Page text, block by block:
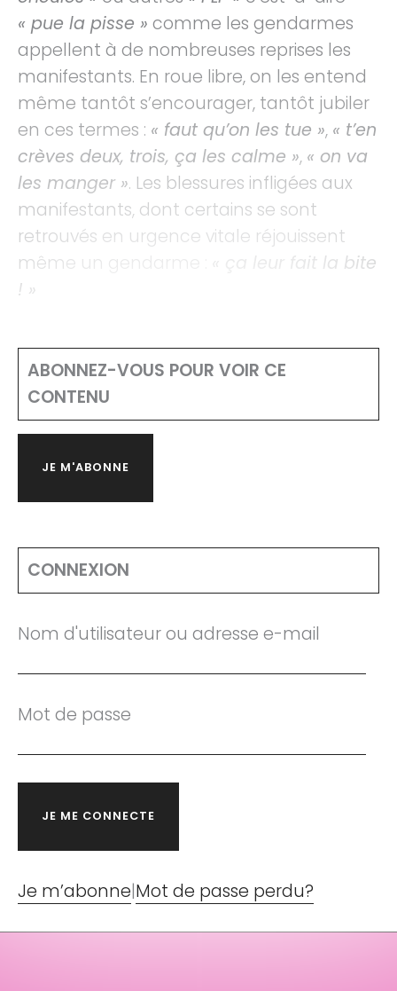
« pue la pisse » comme les gendarmes
appellent à de nombreuses reprises les
manifestants. En roue libre, on les entend
même tantôt s’encourager, tantôt jubiler
en ces termes : « faut qu’on les tue », « t’en
crèves deux, trois, ça les calme », « on va
les manger ». Les blessures infligées aux
manifestants, dont certains se sont
retrouvés en urgence vitale réjouissent
même un gendarme :
« ça leur fait la bite
! »
ABONNEZ-VOUS POUR VOIR CE
CONTENU
JE M'ABONNE
CONNEXION
Nom d'utilisateur ou adresse e-mail
Mot de passe
Je m’abonne|Mot de passe perdu?